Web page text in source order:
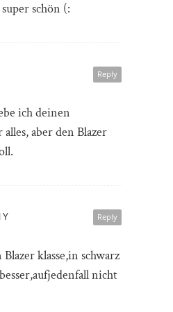
schön (:
Reply
ich deinen
aber den Blazer
Reply
klasse,in schwarz
nicht